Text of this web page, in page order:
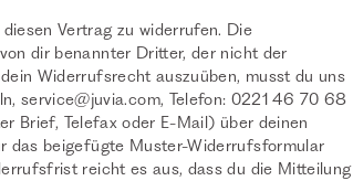
Vertrag zu widerrufen. Die
dir benannter Dritter, der nicht der
Widerrufsrecht auszuüben, musst du uns
service@juvia.com, Telefon: 0221 46 70 68
Brief, Telefax oder E-Mail) über deinen
das beigefügte Muster-Widerrufsformular
reicht es aus, dass du die Mitteilung